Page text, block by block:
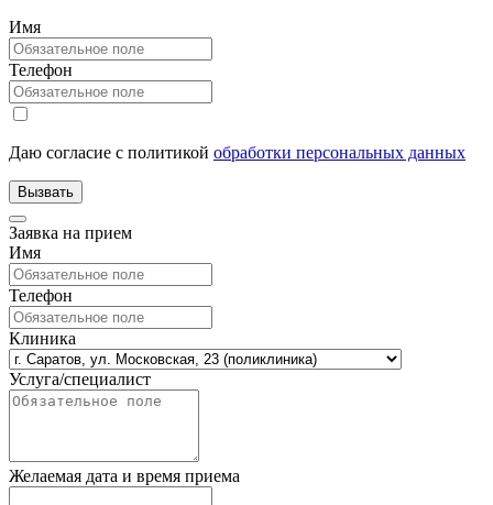
Имя
Телефон
Даю согласие с политикой обработки персональных данных
Заявка на прием
Имя
Телефон
Клиника
Услуга/специалист
Желаемая дата и время приема